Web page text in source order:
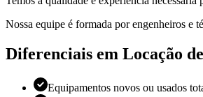
Nossa equipe é formada por engenheiros e
Diferenciais em Locação
Equipamentos novos ou usados